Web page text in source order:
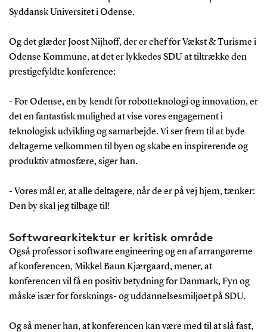
Syddansk Universitet i Odense.
Og det glæder Joost Nijhoff, der er chef for Vækst & Turisme i
Odense Kommune, at det er lykkedes SDU at tiltrække den
prestigefyldte konference:
- For Odense, en by kendt for robotteknologi og innovation, er
det en fantastisk mulighed at vise vores engagement i
teknologisk udvikling og samarbejde. Vi ser frem til at byde
deltagerne velkommen til byen og skabe en inspirerende og
produktiv atmosfære, siger han.
- Vores mål er, at alle deltagere, når de er på vej hjem, tænker:
Den by skal jeg tilbage til!
Softwarearkitektur er kritisk område
Også professor i software engineering og en af arrangørerne
af konferencen, Mikkel Baun Kjærgaard, mener, at
konferencen vil få en positiv betydning for Danmark, Fyn og
måske især for forsknings- og uddannelsesmiljøet på SDU.
Og så mener han, at konferencen kan være med til at slå fast,